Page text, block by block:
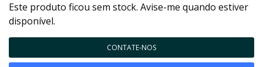
Este produto ficou sem stock. Avise-me quando estiver
disponível.
CONTATE-NOS